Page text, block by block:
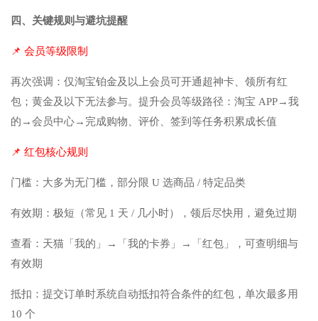
四、关键规则与避坑提醒
📌 会员等级限制
再次强调：仅淘宝铂金及以上会员可开通超神卡、领所有红
包；黄金及以下无法参与。提升会员等级路径：淘宝 APP→我
的→会员中心→完成购物、评价、签到等任务积累成长值
📌 红包核心规则
门槛：大多为无门槛，部分限 U 选商品 / 特定品类
有效期：极短（常见 1 天 / 几小时），领后尽快用，避免过期
查看：天猫「我的」→「我的卡券」→「红包」，可查明细与
有效期
抵扣：提交订单时系统自动抵扣符合条件的红包，单次最多用
10 个